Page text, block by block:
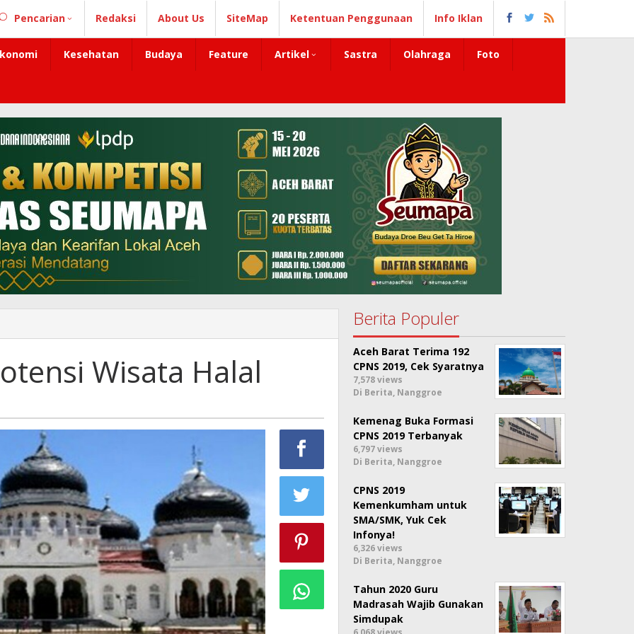
Pencarian Redaksi About Us SiteMap Ketentuan Penggunaan Info Iklan
Kesehatan Budaya Feature Artikel Sastra Olahraga Foto
Wisata Halal
Berita Populer
Aceh Barat Terima 192
CPNS 2019, Cek Syaratnya
7,578 views
Di Berita, Nanggroe
Kemenag Buka Formasi
CPNS 2019 Terbanyak
6,797 views
Di Berita, Nanggroe
CPNS 2019
Kemenkumham untuk
SMA/SMK, Yuk Cek
Infonya!
6,326 views
Di Berita, Nanggroe
Tahun 2020 Guru
Madrasah Wajib Gunakan
Simdupak